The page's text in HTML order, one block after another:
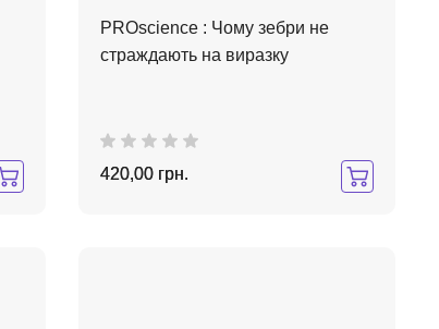
PROscience : Чому зебри не
страждають на виразку
420,00 грн.